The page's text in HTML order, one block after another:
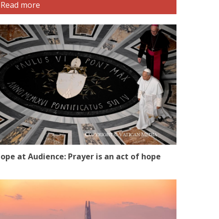
Read more
at Audience: Prayer is an act of hope